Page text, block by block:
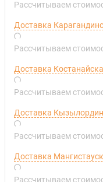
Рассчитываем
Доставка
Рассчитываем
Доставка
Рассчитываем
Доставка
Рассчитываем
Доставка
Рассчитываем